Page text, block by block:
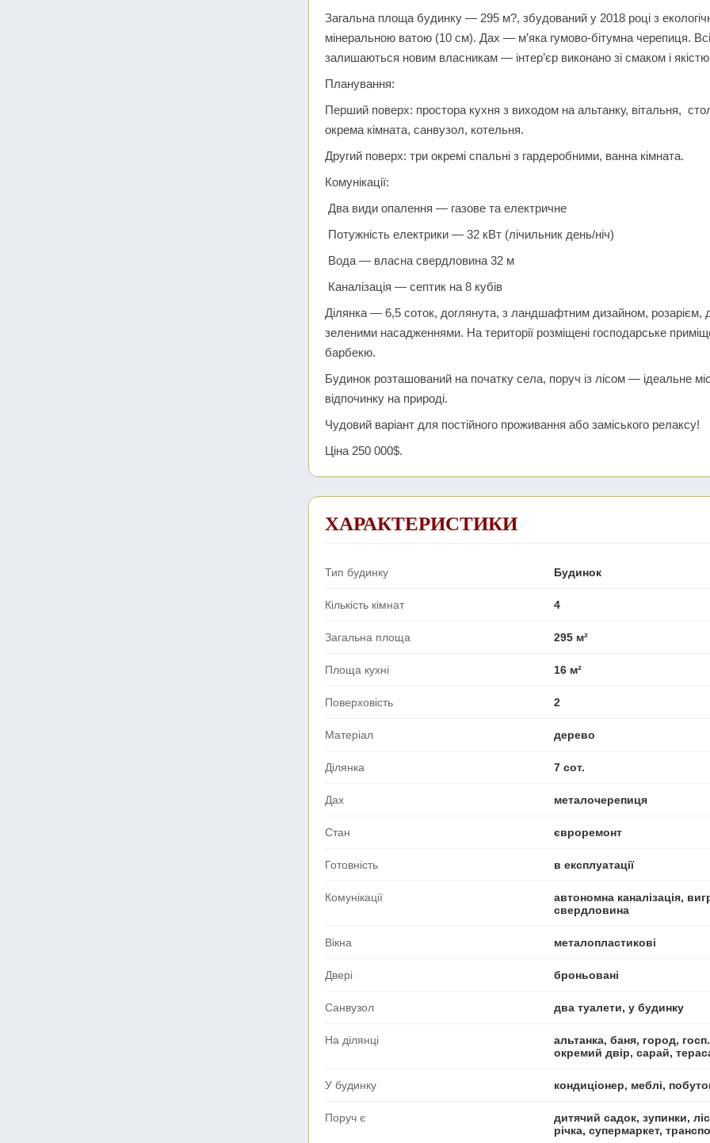
Загальна площа будинку — 295 м?, збудований у 2018 році з
мінеральною ватою (10 см). Дах — м’яка гумово-бітумна черепиця. Всі
залишаються новим власникам — інтер’єр виконано зі смаком і
Планування:
Перший поверх: простора кухня з виходом на альтанку, вітальня,
окрема кімната, санвузол, котельня.
Другий поверх: три окремі спальні з гардеробними, ванна кімната.
Комунікації:
Два види опалення — газове та електричне
Потужність електрики — 32 кВт (лічильник день/ніч)
Вода — власна свердловина 32 м
Каналізація — септик на 8 кубів
Ділянка — 6,5 соток, доглянута, з ландшафтним дизайном, розарієм,
зеленими насадженнями. На території розміщені господарське
барбекю.
Будинок розташований на початку села, поруч із лісом — ідеальне
відпочинку на природі.
Чудовий варіант для постійного проживання або заміського релаксу!
Ціна 250 000$.
ХАРАКТЕРИСТИКИ
Тип будинку Будинок
Кількість кімнат 4
Загальна площа 295 м²
Площа кухні 16 м²
Поверховість 2
Матеріал дерево
Ділянка 7 сот.
Дах металочерепиця
Стан євроремонт
Готовність в експлуатації
Комунікації
автономна каналізація,
свердловина
Вікна металопластикові
Двері броньовані
Санвузол два туалети, у будинку
На ділянці
альтанка, баня, город,
окремий двір, сарай,
У будинку кондиціонер, меблі,
Поруч є
дитячий садок, зупинки,
річка, супермаркет,